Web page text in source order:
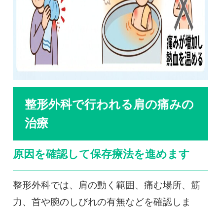
整形外科で行われる肩の痛みの
治療
原因を確認して保存療法を進めます
整形外科では、肩の動く範囲、痛む場所、筋
力、首や腕のしびれの有無などを確認しま